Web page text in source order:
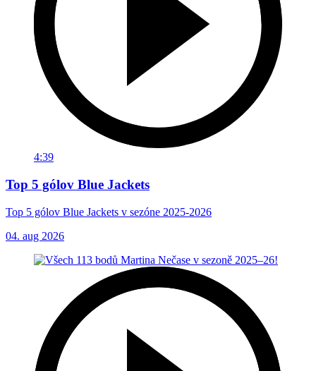
4:39
Top 5 gólov Blue Jackets
Top 5 gólov Blue Jackets v sezóne 2025-2026
04. aug 2026